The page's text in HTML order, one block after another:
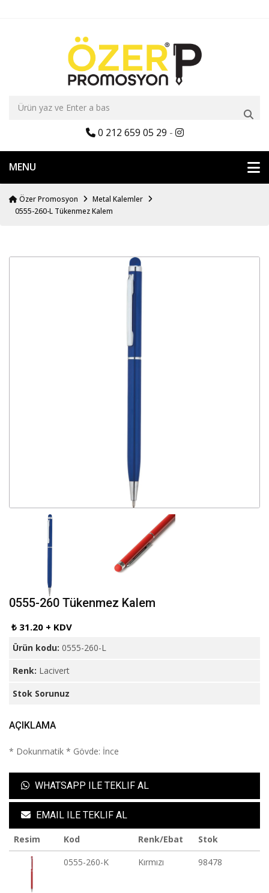
0 212 659 05 29 -
MENU
Özer Promosyon
Metal Kalemler
0555-260-L Tükenmez Kalem
0555-260 Tükenmez Kalem
₺ 31.20 + KDV
Ürün kodu: 0555-260-L
Renk: Lacivert
Stok Sorunuz
AÇIKLAMA
* Dokunmatik * Gövde: İnce
WHATSAPP ILE TEKLIF AL
EMAIL ILE TEKLIF AL
Resim Kod Renk/Ebat
Stok
0555-260-K
Kırmızı 98478